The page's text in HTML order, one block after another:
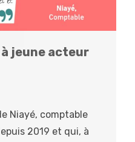
jeune acteur
Niayé, comptable
2019 et qui, à